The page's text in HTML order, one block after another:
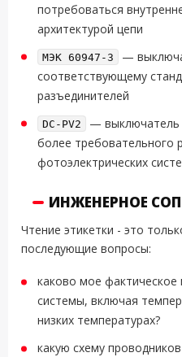
потребоваться
архитектурой цепи
МЭК 60947-3
—
соответствующему
разъединителей
DC-PV2
— выключатель
более требовательного
фотоэлектрических
ИНЖЕНЕРНОЕ
Чтение этикетки - это
последующие вопросы:
каково мое
системы, включая
низких температурах?
какую схему